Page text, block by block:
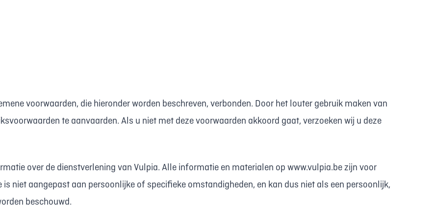
voorwaarden, die hieronder worden beschreven, verbonden. Door het louter gebruik maken van
te aanvaarden. Als u niet met deze voorwaarden akkoord gaat, verzoeken wij u deze
over de dienstverlening van Vulpia. Alle informatie en materialen op www.vulpia.be zijn voor
niet aangepast aan persoonlijke of specifieke omstandigheden, en kan dus niet als een persoonlijk,
beschouwd.